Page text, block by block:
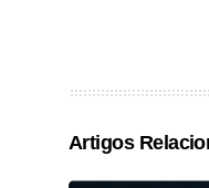
Artigos